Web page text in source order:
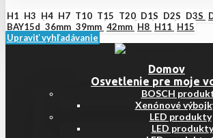
H1 H3 H4 H7 T10 T15 T20 D1S D2S D3S
BAY15d 36mm 39mm 42mm H8 H11 H15
Upraviť vyhľadávanie
Domov
Osvetlenie pre moje
BOSCH
Xenónové
LED produkty
LED